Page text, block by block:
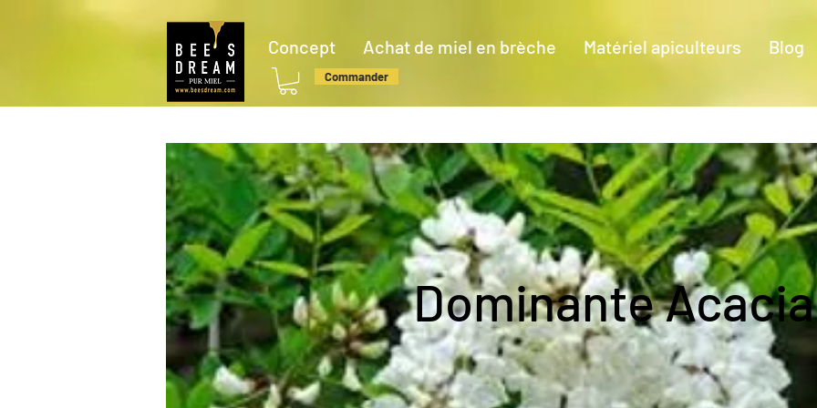
Concept Achat de miel en brèche Matériel apiculteurs Blog
Commander
Dominante Acacia